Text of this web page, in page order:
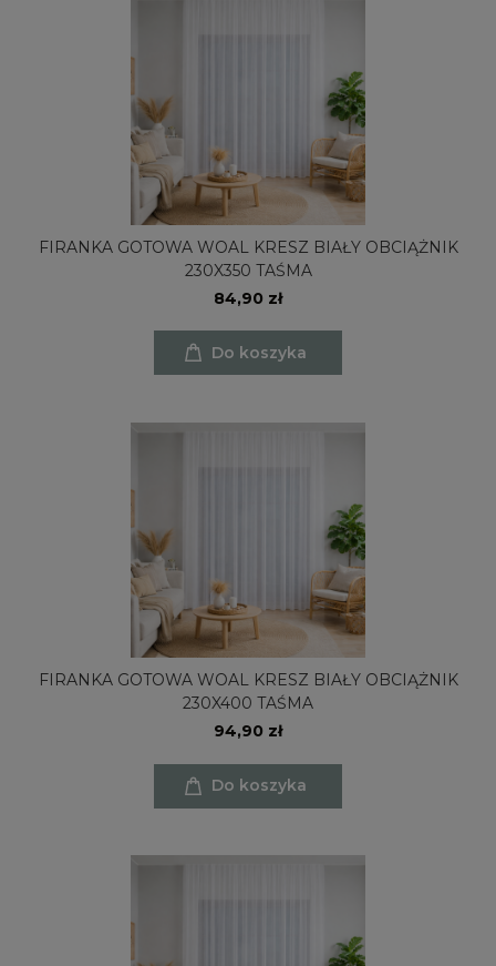
FIRANKA GOTOWA WOAL KRESZ BIAŁY OBCIĄŻNIK
230X350 TAŚMA
84,90 zł
Do koszyka
FIRANKA GOTOWA WOAL KRESZ BIAŁY OBCIĄŻNIK
230X400 TAŚMA
94,90 zł
Do koszyka